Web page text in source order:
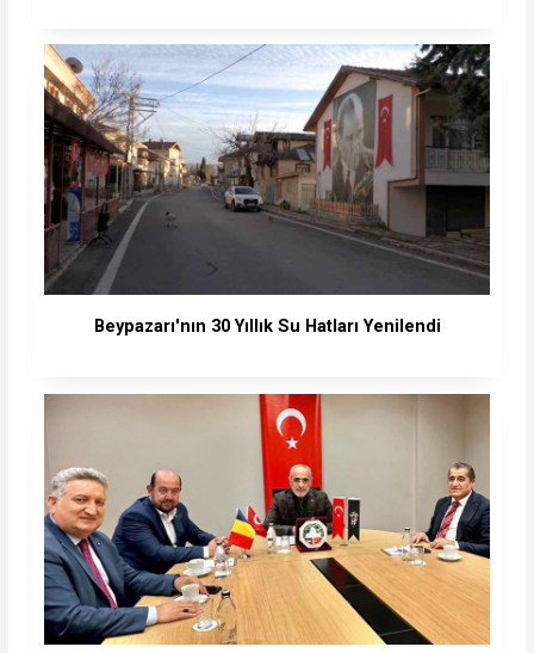
Beypazarı'nın 30 Yıllık Su Hatları Yenilendi